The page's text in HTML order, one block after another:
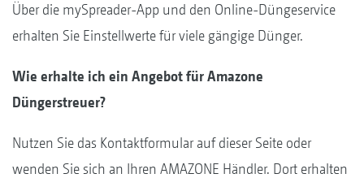
Über die mySpreader-App und den Online-Düngeservice
erhalten Sie Einstellwerte für viele gängige Dünger.
Wie erhalte ich ein Angebot für Amazone
Düngerstreuer?
Nutzen Sie das Kontaktformular auf dieser Seite oder
wenden Sie sich an Ihren AMAZONE Händler. Dort erhalten